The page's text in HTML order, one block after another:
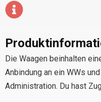
Die Waagen beinhalten
Anbindung an ein WWs
Administration. Du hast